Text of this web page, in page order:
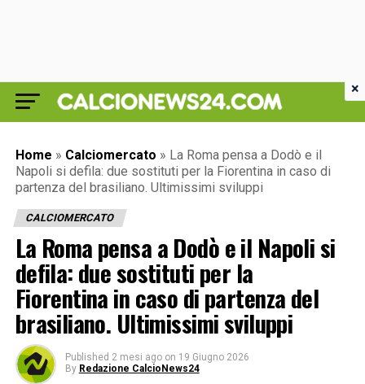
Home » Calciomercato » La Roma pensa a Dodò e il
Napoli si defila: due sostituti per la Fiorentina in caso di
partenza del brasiliano. Ultimissimi sviluppi
CALCIOMERCATO
La Roma pensa a Dodò e il Napoli si
defila: due sostituti per la
Fiorentina in caso di partenza del
brasiliano. Ultimissimi sviluppi
Published 2 mesi ago on 19 Giugno 2026
By Redazione CalcioNews24
×